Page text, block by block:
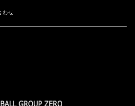
わせ